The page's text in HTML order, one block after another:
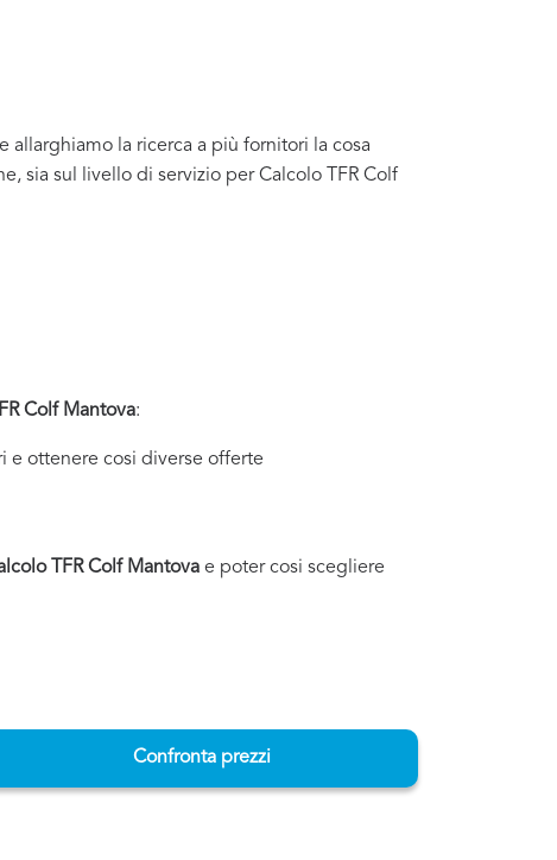
allarghiamo la ricerca a più fornitori la cosa
sia sul livello di servizio per Calcolo TFR Colf
Colf Mantova:
e ottenere cosi diverse offerte
TFR Colf Mantova e poter cosi scegliere
Confronta prezzi